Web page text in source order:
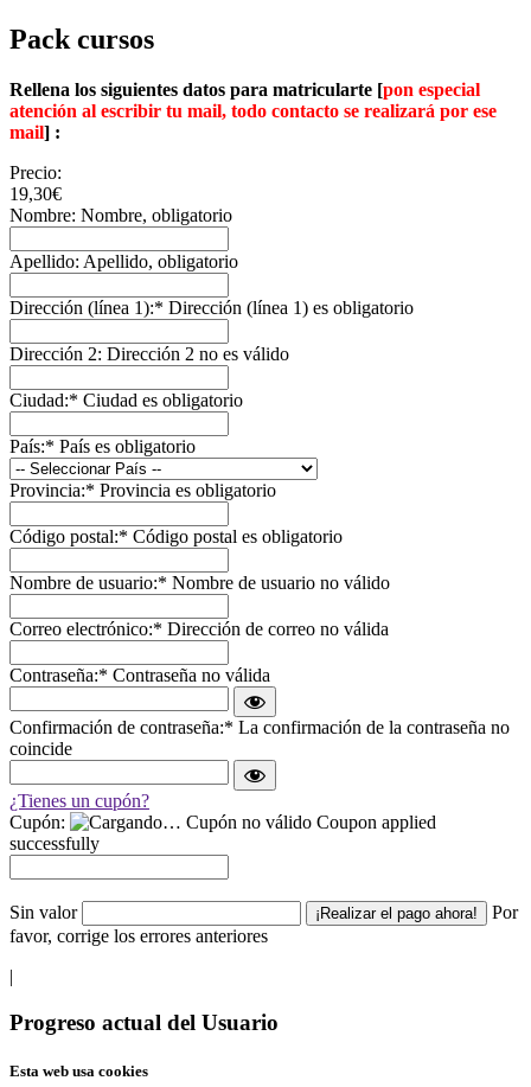
Pack cursos
Rellena los siguientes datos para matricularte [pon especial
atención al escribir tu mail, todo contacto se realizará por ese
mail] :
Precio:
19,30€
Nombre: Nombre, obligatorio
Apellido: Apellido, obligatorio
Dirección (línea 1):* Dirección (línea 1) es obligatorio
Dirección 2: Dirección 2 no es válido
Ciudad:* Ciudad es obligatorio
País:* País es obligatorio
Provincia:* Provincia es obligatorio
Código postal:* Código postal es obligatorio
Nombre de usuario:* Nombre de usuario no válido
Correo electrónico:* Dirección de correo no válida
Contraseña:* Contraseña no válida
Confirmación de contraseña:* La confirmación de la contraseña no
coincide
¿Tienes un cupón?
Cupón:
Cupón no válido Coupon applied
successfully
Sin valor
Por
favor, corrige los errores anteriores
|
Barra
Progreso actual del Usuario
Esta web usa cookies